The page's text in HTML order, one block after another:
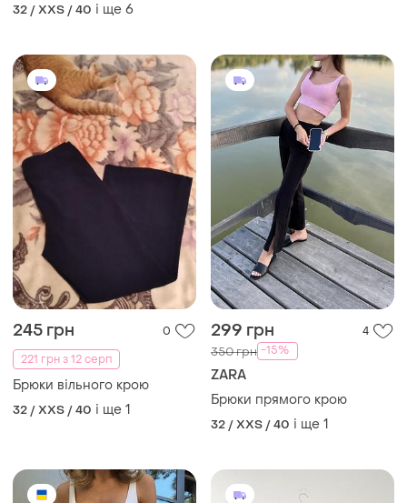
32 / XXS / 40 і ще 6
245 грн
0
221 грн з 12 серп
Брюки вільного крою
32 / XXS / 40 і ще 1
299 грн 4
350 грн -15%
ZARA
Брюки прямого крою
32 / XXS / 40 і ще 1